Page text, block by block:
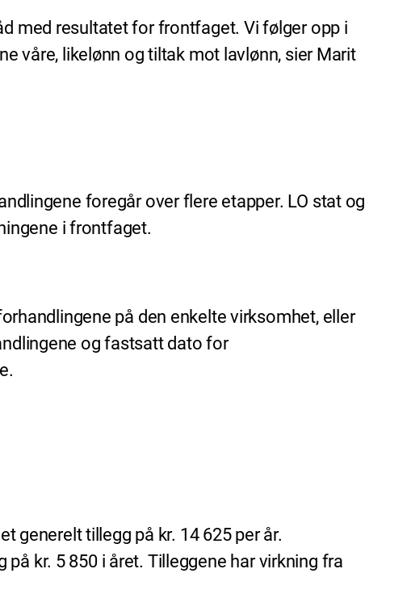
med resultatet for frontfaget. Vi følger opp i
våre, likelønn og tiltak mot lavlønn, sier Marit
foregår over flere etapper. LO stat og
i frontfaget.
på den enkelte virksomhet, eller
og fastsatt dato for
generelt tillegg på kr. 14 625 per år.
kr. 5 850 i året. Tilleggene har virkning fra